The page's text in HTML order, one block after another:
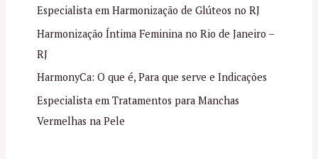
Especialista em Harmonização de Glúteos no RJ
Harmonização Íntima Feminina no Rio de Janeiro –
RJ
HarmonyCa: O que é, Para que serve e Indicações
Especialista em Tratamentos para Manchas
Vermelhas na Pele